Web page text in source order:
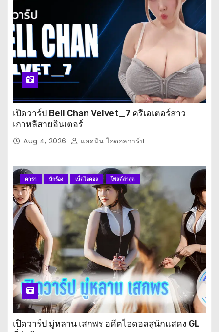
เปิดวาร์ป Bell Chan Velvet_7 ครีเอเตอร์สาว
เกาหลีสายอินเตอร์
Aug 4, 2026 แอดมิน ไอดอลวาร์ป
ดารา นักร้อง เน็ตไอดอล โพสต์ล่าสุด
เปิดวาร์ป มู่หลาน เสกพร อดีตไอดอลสู่นักแสดง GL